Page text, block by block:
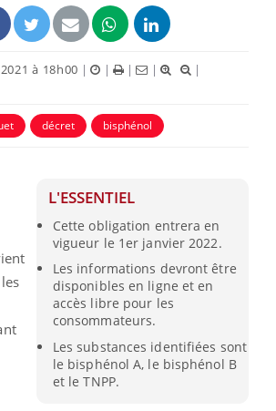
à 18h00 | | | |
|
décret bisphénol
L'ESSENTIEL
Cette obligation entrera en
vigueur le 1er janvier 2022.
Les informations devront être
disponibles en ligne et en
accès libre pour les
consommateurs.
Les substances identifiées sont
le bisphénol A, le bisphénol B
et le TNPP.